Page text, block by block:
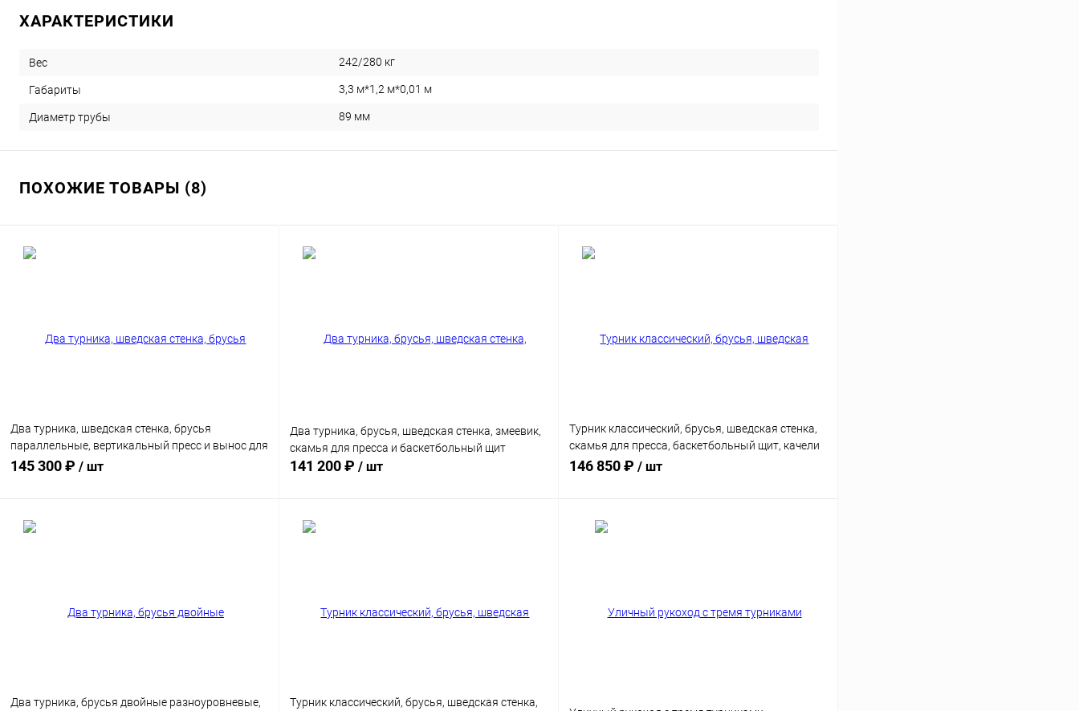
ХАРАКТЕРИСТИКИ
Вес 242/280 кг
Габариты 3,3 м*1,2 м*0,01 м
Диаметр трубы 89 мм
ПОХОЖИЕ ТОВАРЫ (8)
Два турника, шведская стенка, брусья
параллельные, вертикальный пресс и вынос для
боксерского мешка
145 300 ₽ / шт
Два турника, брусья, шведская стенка, змеевик,
скамья для пресса и баскетбольный щит
141 200 ₽ / шт
Турник классический, брусья, шведская стенка,
скамья для пресса, баскетбольный щит, качели
и вынос для боксерской груши
146 850 ₽ / шт
Два турника, брусья двойные разноуровневые,
Турник классический, брусья, шведская стенка,